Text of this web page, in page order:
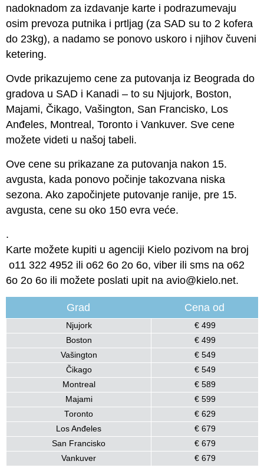
nadoknadom za izdavanje karte i podrazumevaju
osim prevoza putnika i prtljag (za SAD su to 2 kofera
do 23kg), a nadamo se ponovo uskoro i njihov čuveni
ketering.
Ovde prikazujemo cene za putovanja iz Beograda do
gradova u SAD i Kanadi – to su Njujork, Boston,
Majami, Čikago, Vašington, San Francisko, Los
Anđeles, Montreal, Toronto i Vankuver. Sve cene
možete videti u našoj tabeli.
Ove cene su prikazane za putovanja nakon 15.
avgusta, kada ponovo počinje takozvana niska
sezona. Ako započinjete putovanje ranije, pre 15.
avgusta, cene su oko 150 evra veće.
.
Karte možete kupiti u agenciji Kielo pozivom na broj
o11 322 4952 ili o62 6o 2o 6o, viber ili sms na o62
6o 2o 6o ili možete poslati upit na avio@kielo.net.
Grad Cena od
Njujork
€ 499
Boston
€ 499
Vašington
€ 549
Čikago
€ 549
Montreal
€ 589
Majami
€ 599
Toronto
€ 629
Los Anđeles
€ 679
San Francisko
€ 679
Vankuver
€ 679